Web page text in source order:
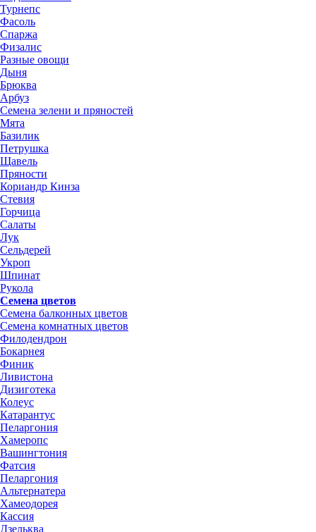
Турнепс
Фасоль
Спаржа
Физалис
Разные овощи
Дыня
Брюква
Арбуз
Семена зелени и пряностей
Мята
Базилик
Петрушка
Щавель
Пряности
Кориандр Кинза
Стевия
Горчица
Салаты
Лук
Сельдерей
Укроп
Шпинат
Рукола
Семена цветов
Семена балконных цветов
Семена комнатных цветов
Филодендрон
Бокарнея
Финик
Ливистона
Дизиготека
Колеус
Катарантус
Пеларгония
Хамеропс
Вашингтония
Фатсия
Пеларгония
Альтернатера
Хамеодорея
Кассия
Дзельква